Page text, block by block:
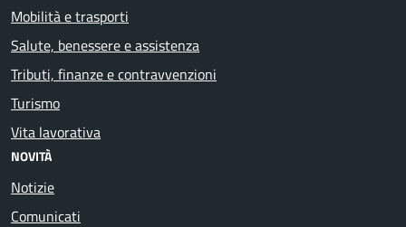
Mobilità e trasporti
Salute, benessere e assistenza
Tributi, finanze e contravvenzioni
Turismo
Vita lavorativa
NOVITÀ
Notizie
Comunicati